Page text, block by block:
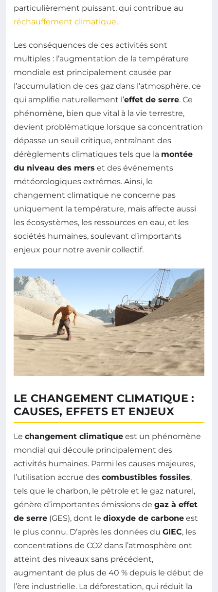
particulièrement puissant, qui contribue au
réchauffement climatique.
Les conséquences de ces activités sont
multiples : l’augmentation de la température
mondiale est principalement causée par
l’accumulation de ces gaz dans l’atmosphère, ce
qui amplifie naturellement l’effet de serre. Ce
phénomène, bien que vital à la vie terrestre,
devient problématique lorsque sa concentration
dépasse un seuil critique, entraînant des
dérèglements climatiques tels que la montée
du niveau des mers et des événements
météorologiques extrêmes. Ainsi, le
changement climatique ne concerne pas
uniquement la température, mais affecte aussi
les écosystèmes, les ressources en eau, et les
sociétés humaines, soulevant d’importants
enjeux pour notre avenir collectif.
LE CHANGEMENT CLIMATIQUE :
CAUSES, EFFETS ET ENJEUX
Le changement climatique est un phénomène
mondial qui découle principalement des
activités humaines. Parmi les causes majeures,
l’utilisation accrue des combustibles fossiles,
tels que le charbon, le pétrole et le gaz naturel,
génère d’importantes émissions de gaz à effet
de serre (GES), dont le dioxyde de carbone est
le plus connu. D’après les données du GIEC, les
concentrations de CO2 dans l’atmosphère ont
atteint des niveaux sans précédent,
augmentant de plus de 40 % depuis le début de
l’ère industrielle. La déforestation, qui réduit la